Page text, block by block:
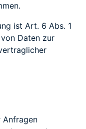
ist Art. 6 Abs. 1
Daten zur
Anfragen